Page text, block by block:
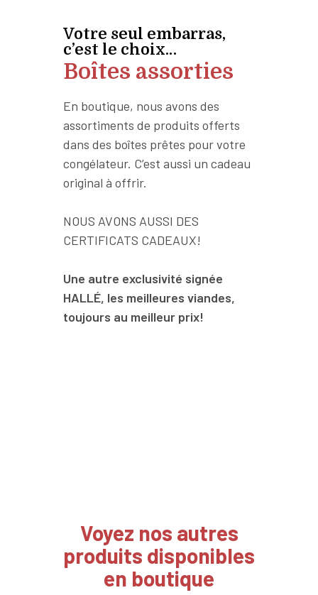
Votre seul embarras,
c’est le choix…
Boîtes assorties
En boutique, nous avons des
assortiments de produits offerts
dans des boîtes prêtes pour votre
congélateur. C’est aussi un cadeau
original à offrir.
NOUS AVONS AUSSI DES
CERTIFICATS CADEAUX!
Une autre exclusivité signée
HALLÉ, les meilleures viandes,
toujours au meilleur prix!
Voyez nos autres
produits disponibles
en boutique